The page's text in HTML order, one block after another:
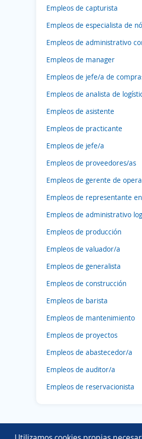
Empleos de capturista
Empleos de especialista de
Empleos de administrativo
Empleos de manager
Empleos de jefe/a de
Empleos de analista de
Empleos de asistente
Empleos de practicante
Empleos de jefe/a
Empleos de proveedores/as
Empleos de gerente de
Empleos de representante
Empleos de administrativo
Empleos de producción
Empleos de valuador/a
Empleos de generalista
Empleos de construcción
Empleos de barista
Empleos de mantenimiento
Empleos de proyectos
Empleos de abastecedor/a
Empleos de auditor/a
Empleos de reservacionista